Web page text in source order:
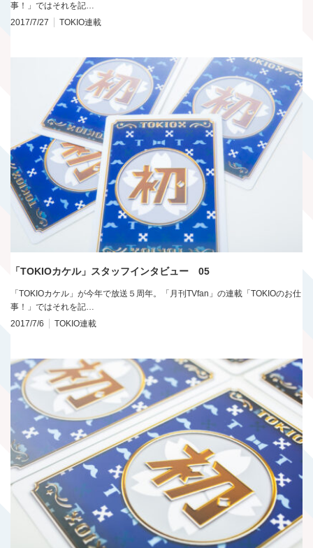
事！」ではそれを記…
2017/7/27
TOKIO連載
「TOKIOカケル」スタッフインタビュー 05
「TOKIOカケル」が今年で放送５周年。「月刊TVfan」の連載「TOKIOのお仕
事！」ではそれを記…
2017/7/6
TOKIO連載